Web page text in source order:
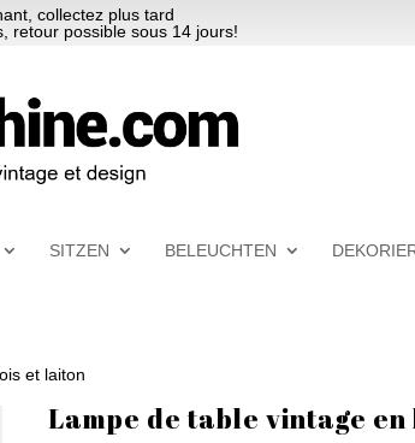
collectez plus tard
retour possible sous 14 jours!
SITZEN BELEUCHTEN
et laiton
Lampe de table vintage